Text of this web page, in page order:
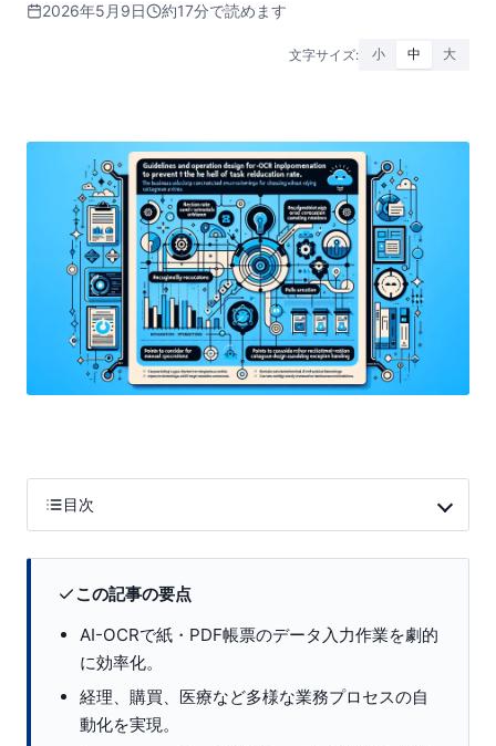
2026年5月9日 約17分で読めます
文字サイズ: 小 中 大
目次
この記事の要点
AI-OCRで紙・PDF帳票のデータ入力作業を劇的
に効率化。
経理、購買、医療など多様な業務プロセスの自
動化を実現。